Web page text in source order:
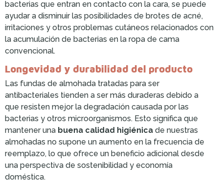
bacterias que entran en contacto con la cara, se puede
ayudar a disminuir las posibilidades de brotes de acné,
irritaciones y otros problemas cutáneos relacionados con
la acumulación de bacterias en la ropa de cama
convencional.
Longevidad y durabilidad del producto
Las fundas de almohada tratadas para ser
antibacteriales tienden a ser más duraderas debido a
que resisten mejor la degradación causada por las
bacterias y otros microorganismos. Esto significa que
mantener una buena calidad higiénica de nuestras
almohadas no supone un aumento en la frecuencia de
reemplazo, lo que ofrece un beneficio adicional desde
una perspectiva de sostenibilidad y economía
doméstica.